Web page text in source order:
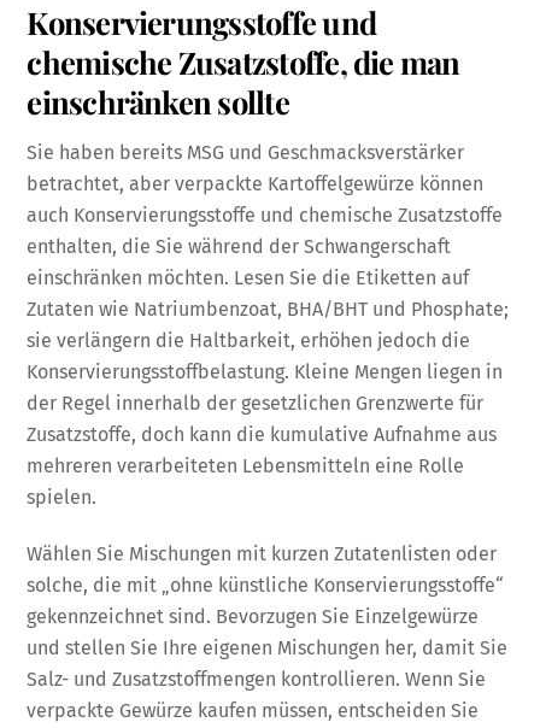
Konservierungsstoffe und
chemische Zusatzstoffe, die man
einschränken sollte
Sie haben bereits MSG und Geschmacksverstärker
betrachtet, aber verpackte Kartoffelgewürze können
auch Konservierungsstoffe und chemische Zusatzstoffe
enthalten, die Sie während der Schwangerschaft
einschränken möchten. Lesen Sie die Etiketten auf
Zutaten wie Natriumbenzoat, BHA/BHT und Phosphate;
sie verlängern die Haltbarkeit, erhöhen jedoch die
Konservierungsstoffbelastung. Kleine Mengen liegen in
der Regel innerhalb der gesetzlichen Grenzwerte für
Zusatzstoffe, doch kann die kumulative Aufnahme aus
mehreren verarbeiteten Lebensmitteln eine Rolle
spielen.
Wählen Sie Mischungen mit kurzen Zutatenlisten oder
solche, die mit „ohne künstliche Konservierungsstoffe“
gekennzeichnet sind. Bevorzugen Sie Einzelgewürze
und stellen Sie Ihre eigenen Mischungen her, damit Sie
Salz- und Zusatzstoffmengen kontrollieren. Wenn Sie
verpackte Gewürze kaufen müssen, entscheiden Sie